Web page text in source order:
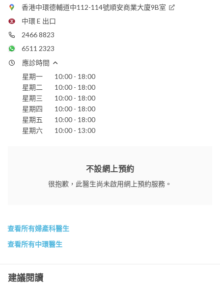
3153 9000(Gleneagles)
WhatsApp:
dredmundhonclinic@gmail.com
養和醫院
香港港安醫院 - 司徒拔道
明德國際醫院
香港中環德輔道中112-114號順安商業大廈9B室
中環 E 出口
2466 8823
6511 2323
應診時間
星期一
10:00 - 18:00
星期二
10:00 - 18:00
星期三
10:00 - 18:00
星期四
10:00 - 18:00
星期五
10:00 - 18:00
星期六
10:00 - 13:00
不設網上預約
很抱歉，此醫生尚未啟用網上預約服務。
查看所有婦產科醫生
查看所有中環醫生
建議閱讀